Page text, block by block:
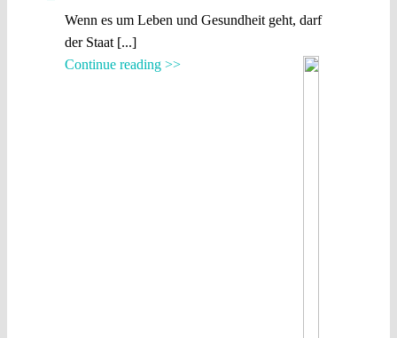
Wenn es um Leben und Gesundheit geht, darf
der Staat [...]
Continue reading >>